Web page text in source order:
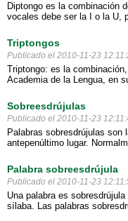
Diptongo es la combinación
vocales debe ser la I o la U,
Triptongos
Publicado el 2010-11-23
Triptongo: es la
Academia de la Lengua, en
Sobreesdrújulas
Publicado el 2010-11-23
Palabras sobresdrújulas son
antepenúltimo lugar.
Palabra sobreesdrújula
Publicado el 2010-11-23
Una palabra es
sílaba. Las palabras